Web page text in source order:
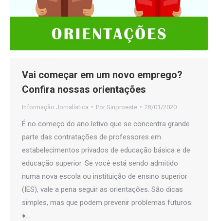
Vai começar em um novo emprego?
Confira nossas orientações
Informação Jornalística Por Sinproeste 28/01/2020
É no começo do ano letivo que se concentra grande
parte das contratações de professores em
estabelecimentos privados de educação básica e de
educação superior. Se você está sendo admitido
numa nova escola ou instituição de ensino superior
(IES), vale a pena seguir as orientações. São dicas
simples, mas que podem prevenir problemas futuros:
♦…